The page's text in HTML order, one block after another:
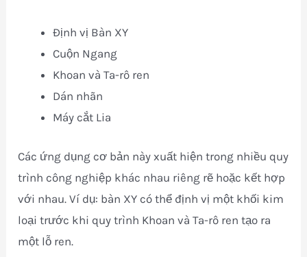
Định vị Bàn XY
Cuộn Ngang
Khoan và Ta-rô ren
Dán nhãn
Máy cắt Lia
Các ứng dụng cơ bản này xuất hiện trong nhiều quy
trình công nghiệp khác nhau riêng rẽ hoặc kết hợp
với nhau. Ví dụ: bàn XY có thể định vị một khối kim
loại trước khi quy trình Khoan và Ta-rô ren tạo ra
một lỗ ren.